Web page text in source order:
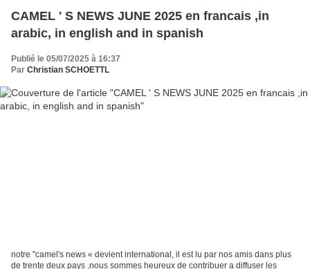
CAMEL ' S NEWS JUNE 2025 en francais ,in
arabic, in english and in spanish
Publié le 05/07/2025 à 16:37
Par Christian SCHOETTL
notre "camel's news « devient international, il est lu par nos amis dans plus
de trente deux pays ,nous sommes heureux de contribuer a diffuser les